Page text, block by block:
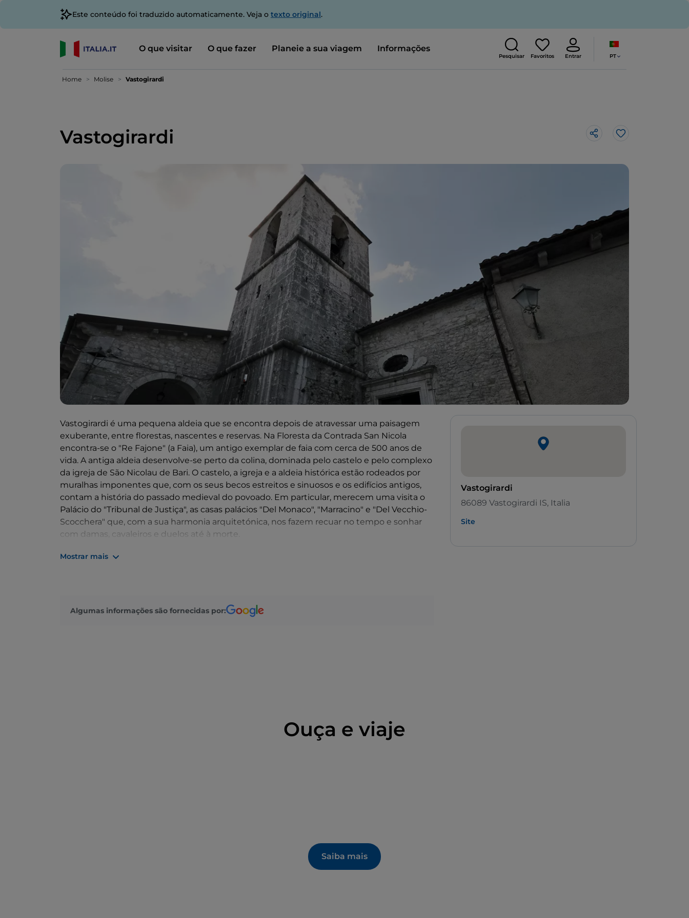
Este conteúdo foi traduzido automaticamente. Veja o texto original.
O que visitar O que fazer Planeie a sua viagem Informações
Pesquisar Favoritos Entrar PT
Home Molise Vastogirardi
Vastogirardi Gosto
Vastogirardi é uma pequena aldeia que se encontra depois de atravessar uma paisagem
exuberante, entre florestas, nascentes e reservas. Na Floresta da Contrada San Nicola
encontra-se o "Re Fajone" (a Faia), um antigo exemplar de faia com cerca de 500 anos de
vida. A antiga aldeia desenvolve-se perto da colina, dominada pelo castelo e pelo complexo
da igreja de São Nicolau de Bari. O castelo, a igreja e a aldeia histórica estão rodeados por
muralhas imponentes que, com os seus becos estreitos e sinuosos e os edifícios antigos,
contam a história do passado medieval do povoado. Em particular, merecem uma visita o
Palácio do "Tribunal de Justiça", as casas palácios "Del Monaco", "Marracino" e "Del Vecchio-
Scocchera" que, com a sua harmonia arquitetónica, nos fazem recuar no tempo e sonhar
com damas, cavaleiros e duelos até à morte.
Saiba mais:
Mostrar mais
Algumas informações são fornecidas por:
Vastogirardi
86089 Vastogirardi IS, Italia
Site
Ouça e viaje
Saiba mais